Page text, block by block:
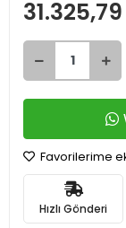
Favorilerime
Hızlı Gönderi